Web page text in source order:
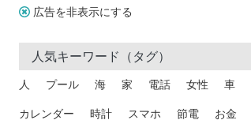
広告を非表示にする
人気キーワード（タグ）
人 プール 海 家 電話 女性 車
カレンダー 時計 スマホ 節電 お金